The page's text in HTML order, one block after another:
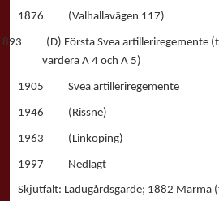
1876 (Valhallavägen 117)
(D) Första Svea artilleriregemente
vardera A 4 och A 5)
1905 Svea artilleriregemente
1946 (Rissne)
1963 (Linköping)
1997 Nedlagt
Skjutfält: Ladugårdsgärde; 1882 Marma